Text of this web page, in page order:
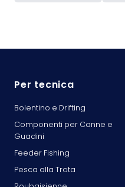
Per tecnica
Bolentino e Drifting
Componenti per Canne e
Guadini
Feeder Fishing
Pesca alla Trota